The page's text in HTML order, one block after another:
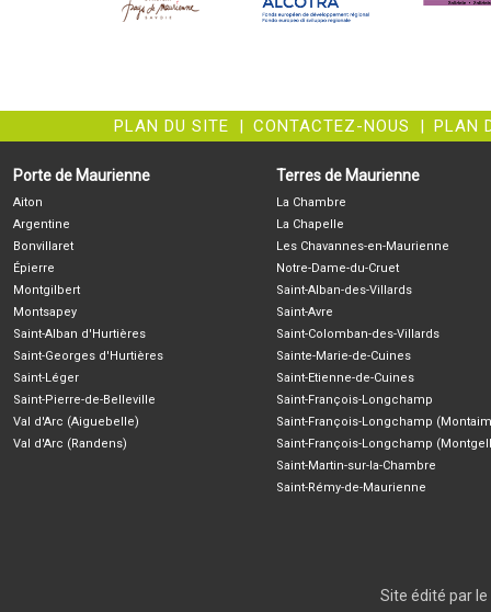
PLAN DU SITE | CONTACTEZ-NOUS | PLAN
Porte de Maurienne
Aiton
Argentine
Bonvillaret
Épierre
Montgilbert
Montsapey
Saint-Alban d'Hurtières
Saint-Georges d'Hurtières
Saint-Léger
Saint-Pierre-de-Belleville
Val d'Arc (Aiguebelle)
Val d'Arc (Randens)
Terres de Maurienne
La Chambre
La Chapelle
Les Chavannes-en-Maurienne
Notre-Dame-du-Cruet
Saint-Alban-des-Villards
Saint-Avre
Saint-Colomban-des-Villards
Sainte-Marie-de-Cuines
Saint-Etienne-de-Cuines
Saint-François-Longchamp
Saint-François-Longchamp
Saint-François-Longchamp
Saint-Martin-sur-la-Chambre
Saint-Rémy-de-Maurienne
Site édité par